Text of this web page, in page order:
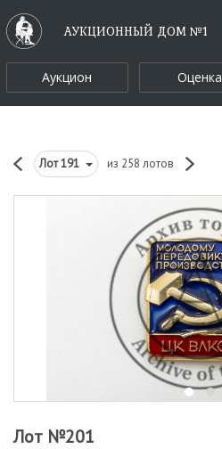
АУКЦИОННЫЙ ДОМ №1
Аукцион Оценка
Лот191 из 258 лотов
Лот №201